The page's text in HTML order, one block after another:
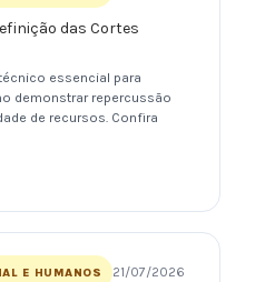
das Cortes
essencial para
demonstrar repercussão
de recursos. Confira
E HUMANOS 21/07/2026